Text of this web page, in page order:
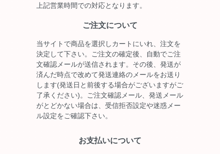
上記営業時間での対応となります。
ご注文について
当サイトで商品を選択しカートにいれ、注文を
決定して下さい。ご注文の確定後、自動でご注
文確認メールが送信されます。その後、発送が
済んだ時点で改めて発送連絡のメールをお送り
します(発送日と前後する場合がございますがご
了承ください)。ご注文確認メール、発送メール
がとどかない場合は、受信拒否設定や迷惑メー
ル設定をご確認下さい。
お支払いについて